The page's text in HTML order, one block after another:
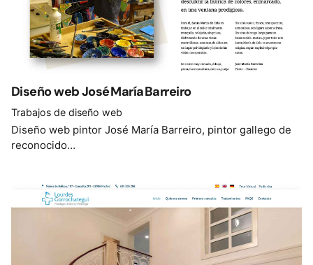
Diseño web José María Barreiro
Trabajos de diseño web
Diseño web pintor José María Barreiro, pintor gallego de
reconocido…